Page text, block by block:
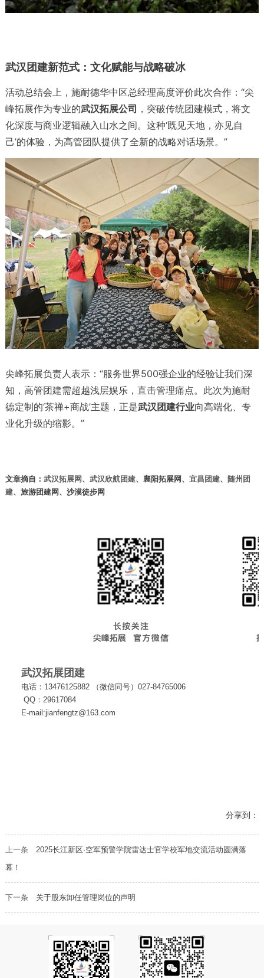
武汉团建新范式：文化赋能与战略破冰
活动总结会上，施耐德华中区总经理高度评价此次合作：“尖
峰拓展作为专业的武汉拓展公司 ，突破传统团建模式，将文
化深度与商业逻辑融入山水之间。这种‘既见天地，亦见自
己’的体验，为高管团队提供了全新的战略对话场景。”
尖峰拓展负责人表示：“服务世界500强企业的经验让我们深
知，高管团建需超越浅层娱乐，直击管理痛点。此次为施耐
德定制的‘茶禅+商战’主题，正是武汉团建行业向高端化、专
业化升级的缩影。”
文章摘自： 武汉拓展网 、 武汉欣航团建、 襄阳拓展网 、 宜昌团建、
随州团
建、旅游团建网、 沙漠徒步网
武汉拓展团建
电话：13476125882 （微信同号）027-84765006
QQ：29617084
E-mail:jianfengtz@163.com
分享到：
上一条
2025长江新区·空军预警学院雷达士官学校军地交流活动圆满落
幕！
下一条 关于股东卸任管理岗位的声明